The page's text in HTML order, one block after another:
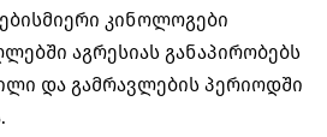
კინოლოგები
აგრესიას განაპირობებს
და გამრავლების პერიოდში